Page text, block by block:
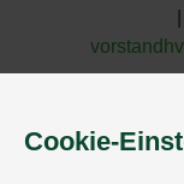
Cookie-